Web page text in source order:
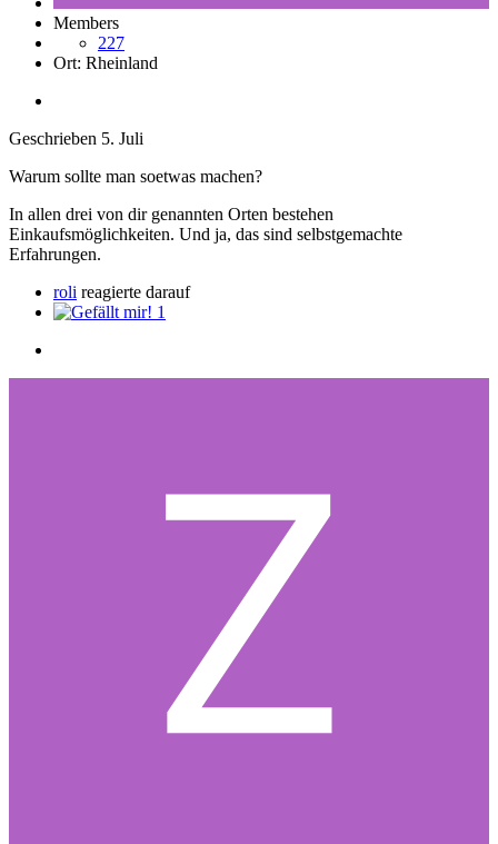
Members
227
Ort: Rheinland
Geschrieben 5. Juli
Warum sollte man soetwas machen?
In allen drei von dir genannten Orten bestehen
Einkaufsmöglichkeiten. Und ja, das sind selbstgemachte
Erfahrungen.
roli reagierte darauf
1